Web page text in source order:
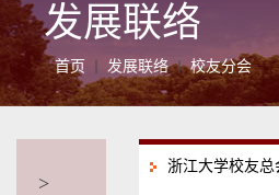
发展联络
首页 发展联络 校友分会
>
浙江大学校友